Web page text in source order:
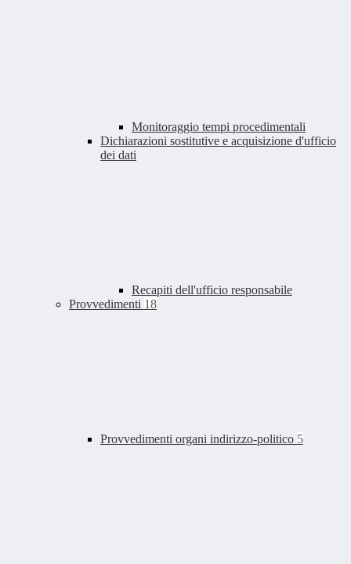
Monitoraggio tempi procedimentali
Dichiarazioni sostitutive e acquisizione d'ufficio
dei dati
Recapiti dell'ufficio responsabile
Provvedimenti 18
Provvedimenti organi indirizzo-politico 5